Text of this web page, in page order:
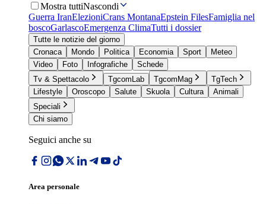
Mostra tuttiNascondi
Guerra IranElezioniCrans MontanaEpstein FilesFamiglia nel
boscoGarlascoEmergenza ClimaTutti i dossier
Tutte le notizie del giorno
Cronaca
Mondo Politica Economia Sport
Meteo
Video
Foto Infografiche
Schede
Tv & Spettacolo
TgcomLab TgcomMag
TgTech
Lifestyle
Oroscopo Salute Skuola Cultura
Animali
Speciali
Chi siamo
Seguici anche su
Area personale